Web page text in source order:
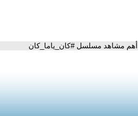
أهم مشاهد مسلسل #كان_ياما_كان